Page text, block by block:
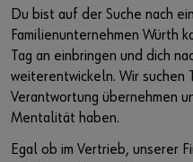
Du bist auf der Suche nach
Familienunternehmen Würth
Tag an einbringen und dich
weiterentwickeln. Wir suchen
Verantwortung übernehmen
Mentalität haben.
Egal ob im Vertrieb, unserer